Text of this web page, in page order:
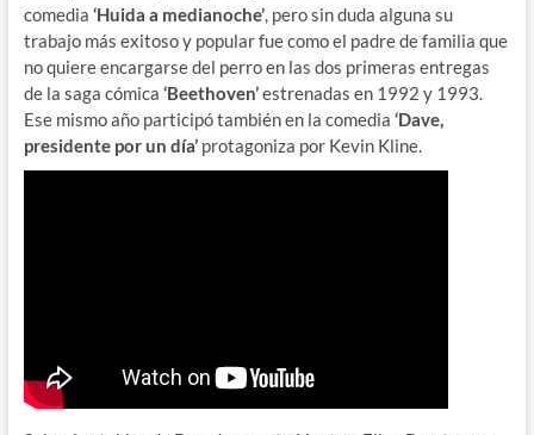
comedia ‘Huida a medianoche’, pero sin duda alguna su
trabajo más exitoso y popular fue como el padre de familia que
no quiere encargarse del perro en las dos primeras entregas
de la saga cómica ‘Beethoven’estrenadas en 1992 y 1993.
Ese mismo año participó también en la comedia ‘Dave,
presidente por un día’protagoniza por Kevin Kline.